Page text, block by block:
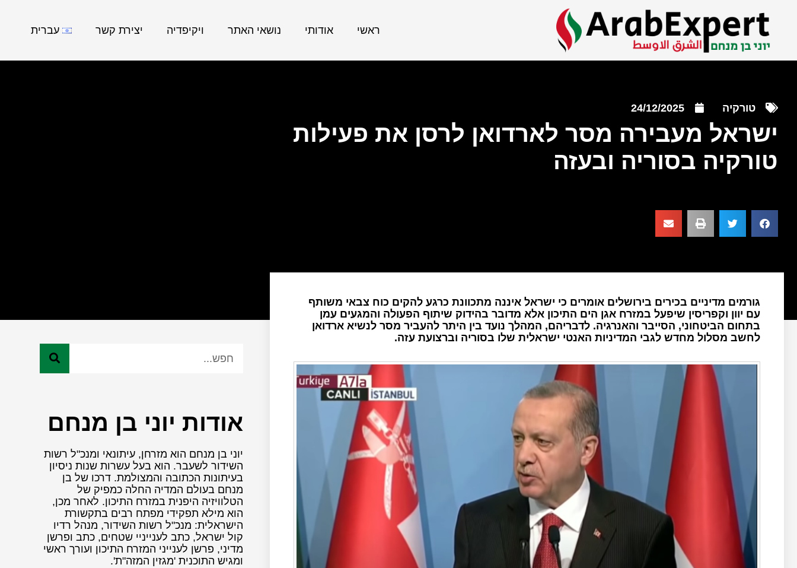
ראשי אודותי נושאי האתר ויקיפדיה יצירת קשר עברית
טורקיה 24/12/2025
ישראל מעבירה מסר לארדואן לרסן את פעילות
טורקיה בסוריה ובעזה
גורמים מדיניים בכירים בירושלים אומרים כי ישראל איננה מתכוונת כרגע להקים כוח צבאי משותף
עם יוון וקפריסין שיפעל במזרח אגן הים התיכון אלא מדובר בהידוק שיתוף הפעולה והמגעים עמן
בתחום הביטחוני, הסייבר והאנרגיה. לדבריהם, המהלך נועד בין היתר להעביר מסר לנשיא ארדואן
לחשב מסלול מחדש לגבי המדיניות האנטי ישראלית שלו בסוריה וברצועת עזה.
אודות יוני בן מנחם
יוני בן מנחם הוא מזרחן, עיתונאי ומנכ"ל רשות
השידור לשעבר. הוא בעל עשרות שנות ניסיון
בעיתונות הכתובה והמצולמת. דרכו של בן
מנחם בעולם המדיה החלה כמפיק של
הטלוויזיה היפנית במזרח התיכון. לאחר מכן,
הוא מילא תפקידי מפתח רבים בתקשורת
הישראלית: מנכ"ל רשות השידור, מנהל רדיו
קול ישראל, כתב לענייניי שטחים, כתב ופרשן
מדיני, פרשן לענייני המזרח התיכון ועורך ראשי
ומגיש התוכנית 'מגזין המזה"ת'.